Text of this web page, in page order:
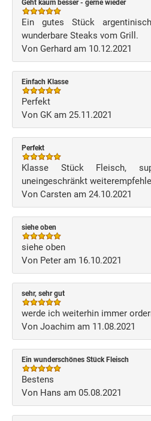
Geht kaum besser - gerne wieder
Ein gutes Stück
wunderbare Steaks vom Grill.
Von Gerhard am 10.12.2021
Einfach Klasse
Perfekt
Von GK am 25.11.2021
Perfekt
Klasse Stück Fleisch,
uneingeschränkt
Von Carsten am 24.10.2021
siehe oben
siehe oben
Von Peter am 16.10.2021
sehr, sehr gut
werde ich weiterhin immer
Von Joachim am 11.08.2021
Ein wunderschönes Stück Fleisch
Bestens
Von Hans am 05.08.2021